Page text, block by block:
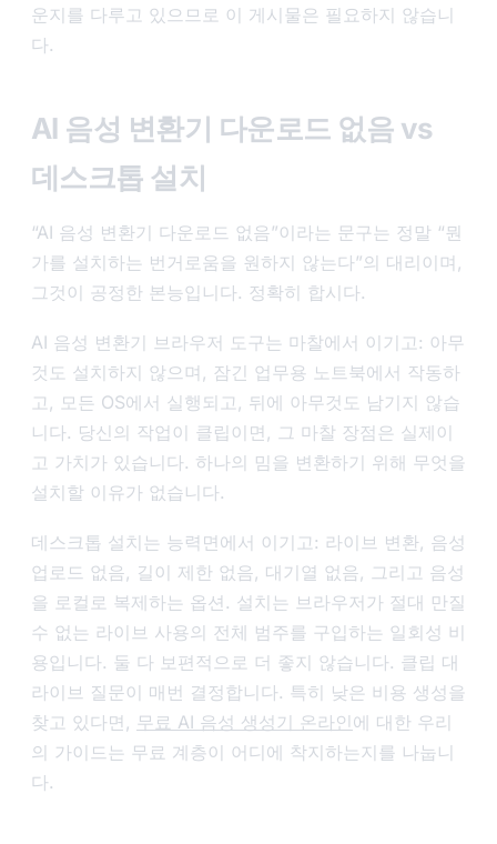
운지를 다루고 있으므로 이 게시물은 필요하지 않습니
다.
AI 음성 변환기 다운로드 없음 vs
데스크톱 설치
“AI 음성 변환기 다운로드 없음”이라는 문구는 정말 “뭔
가를 설치하는 번거로움을 원하지 않는다”의 대리이며,
그것이 공정한 본능입니다. 정확히 합시다.
AI 음성 변환기 브라우저 도구는 마찰에서 이기고: 아무
것도 설치하지 않으며, 잠긴 업무용 노트북에서 작동하
고, 모든 OS에서 실행되고, 뒤에 아무것도 남기지 않습
니다. 당신의 작업이 클립이면, 그 마찰 장점은 실제이
고 가치가 있습니다. 하나의 밈을 변환하기 위해 무엇을
설치할 이유가 없습니다.
데스크톱 설치는 능력면에서 이기고: 라이브 변환, 음성
업로드 없음, 길이 제한 없음, 대기열 없음, 그리고 음성
을 로컬로 복제하는 옵션. 설치는 브라우저가 절대 만질
수 없는 라이브 사용의 전체 범주를 구입하는 일회성 비
용입니다. 둘 다 보편적으로 더 좋지 않습니다. 클립 대
라이브 질문이 매번 결정합니다. 특히 낮은 비용 생성을
찾고 있다면, 무료 AI 음성 생성기 온라인 에 대한 우리
의 가이드는 무료 계층이 어디에 착지하는지를 나눕니
다.